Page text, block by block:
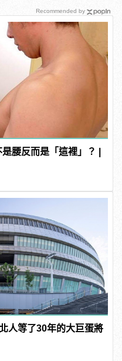
腰反而是「這裡」？ |
人等了30年的大巨蛋將
Recommended by